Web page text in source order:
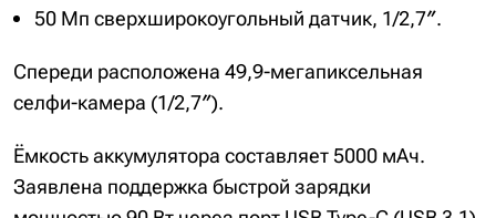
50 Мп сверхширокоугольный датчик, 1/2,7″.
Спереди расположена 49,9-мегапиксельная
селфи-камера (1/2,7″).
Ёмкость аккумулятора составляет 5000 мАч.
Заявлена поддержка быстрой зарядки